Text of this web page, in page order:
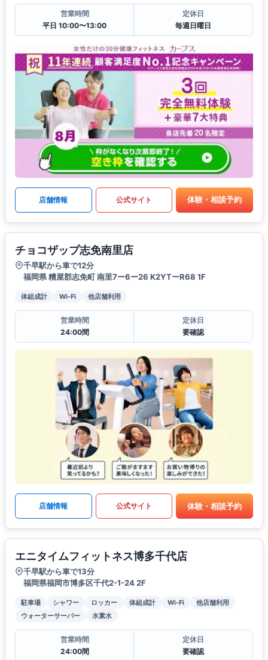
営業時間
平日 10:00〜13:00
定休日
毎週日曜日
店舗情報 公式サイト 体験・相談予約
チョコザップ志免南里店
千早駅から車で12分
福岡県 糟屋郡志免町 南里7ー6ー26 K2YTーR68 1F
体組成計 Wi-Fi 他店舗利用
営業時間
24:00間
定休日
要確認
店舗情報 公式サイト 体験・相談予約
エニタイムフィットネス博多千代店
千早駅から車で13分
福岡県福岡市博多区千代2-1-24 2F
駐車場 シャワー ロッカー 体組成計 Wi-Fi
他店舗利用
ウォーターサーバー
水素水
営業時間
24:00間
定休日
要確認